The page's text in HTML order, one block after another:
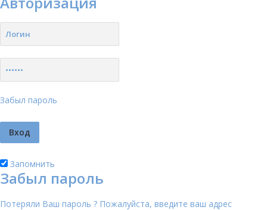
Забыл пароль
Запомнить
Забыл пароль
Потеряли Ваш пароль ? Пожалуйста, введите ваш адрес